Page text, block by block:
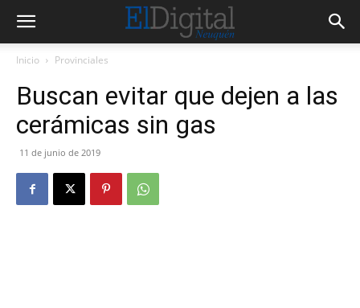
Inicio Provinciales
Buscan evitar que dejen a las
cerámicas sin gas
11 de junio de 2019